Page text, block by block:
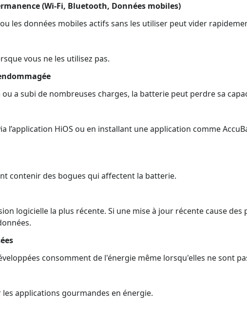
(Wi-Fi, Bluetooth, Données mobiles)
les données mobiles actifs sans les utiliser peut vider
vous ne les utilisez pas.
a subi de nombreuses charges, la batterie peut perdre sa
l’application HiOS ou en installant une application comme
contenir des bogues qui affectent la batterie.
logicielle la plus récente. Si une mise à jour récente cause
consomment de l'énergie même lorsqu'elles ne sont
applications gourmandes en énergie.